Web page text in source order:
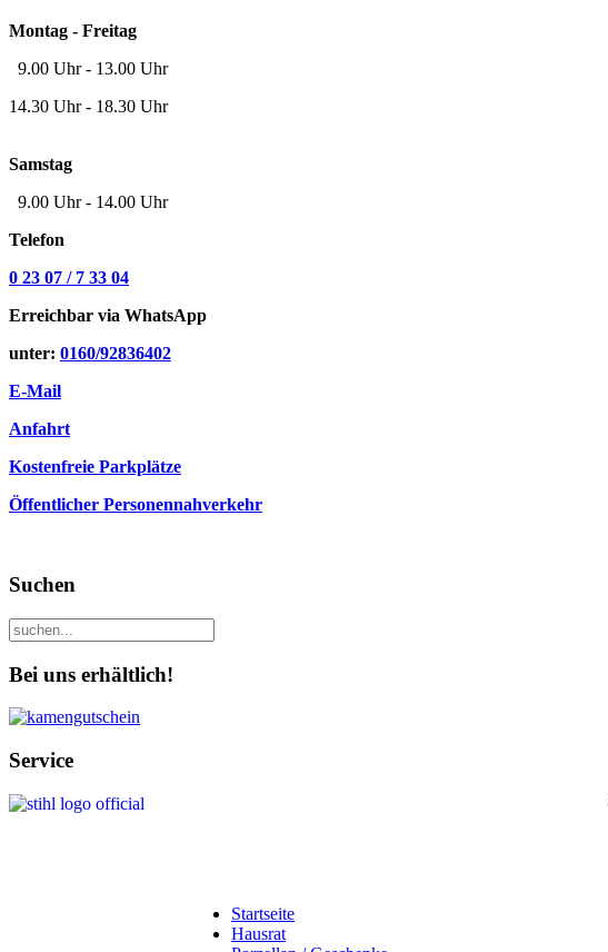
Montag - Freitag
9.00 Uhr - 13.00 Uhr
14.30 Uhr - 18.30 Uhr
Samstag
9.00 Uhr - 14.00 Uhr
Telefon
0 23 07 / 7 33 04
Erreichbar via WhatsApp
unter: 0160/92836402
E-Mail
Anfahrt
Kostenfreie Parkplätze
Öffentlicher Personennahverkehr
Suchen
Bei uns erhältlich!
Service
Startseite
Hausrat